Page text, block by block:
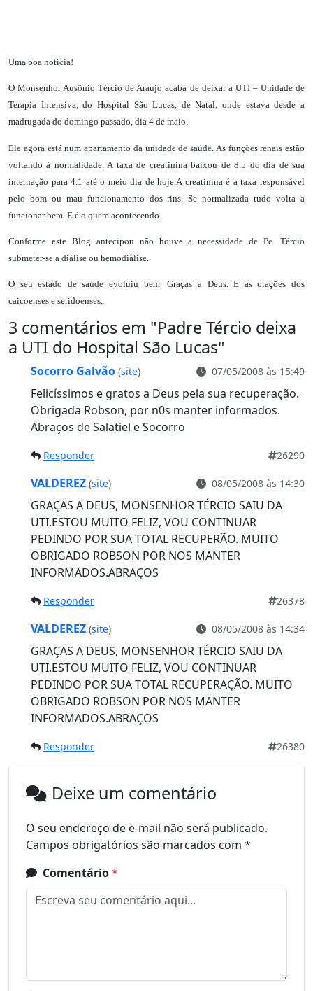
Uma boa notícia!
O Monsenhor Ausônio Tércio de Araújo acaba de deixar a UTI – Unidade de
Terapia Intensiva, do Hospital São Lucas, de Natal, onde estava desde a
madrugada do domingo passado, dia 4 de maio.
Ele agora está num apartamento da unidade de saúde. As funções renais estão
voltando à normalidade. A taxa de creatinina baixou de 8.5 do dia de sua
internação para 4.1 até o meio dia de hoje.A creatinina é a taxa responsável
pelo bom ou mau funcionamento dos rins. Se normalizada tudo volta a
funcionar bem. E é o quem acontecendo.
Conforme este Blog antecipou não houve a necessidade de Pe. Tércio
submeter-se a diálise ou hemodiálise.
O seu estado de saúde evoluiu bem. Graças a Deus. E as orações dos
caicoenses e seridoenses.
3 comentários em "Padre Tércio deixa
a UTI do Hospital São Lucas"
Socorro Galvão (site) 07/05/2008 às 15:49
Felicíssimos e gratos a Deus pela sua recuperação.
Obrigada Robson, por n0s manter informados.
Abraços de Salatiel e Socorro
Responder 26290
VALDEREZ (site) 08/05/2008 às 14:30
GRAÇAS A DEUS, MONSENHOR TÉRCIO SAIU DA
UTI.ESTOU MUITO FELIZ, VOU CONTINUAR
PEDINDO POR SUA TOTAL RECUPERÃO. MUITO
OBRIGADO ROBSON POR NOS MANTER
INFORMADOS.ABRAÇOS
Responder 26378
VALDEREZ (site) 08/05/2008 às 14:34
GRAÇAS A DEUS, MONSENHOR TÉRCIO SAIU DA
UTI.ESTOU MUITO FELIZ, VOU CONTINUAR
PEDINDO POR SUA TOTAL RECUPERAÇÃO. MUITO
OBRIGADO ROBSON POR NOS MANTER
INFORMADOS.ABRAÇOS
Responder 26380
Deixe um comentário
O seu endereço de e-mail não será publicado.
Campos obrigatórios são marcados com *
Comentário*